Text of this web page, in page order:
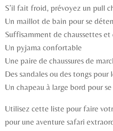
S’il fait froid, prévoyez un pull
Un maillot de bain pour se
Suffisamment de chaussettes
Un pyjama confortable
Une paire de chaussures de
Des sandales ou des tongs
Un chapeau à large bord pour
Utilisez cette liste pour faire
pour une aventure safari